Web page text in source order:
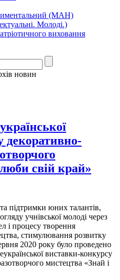
(МАН)
Молоді.)
виховання
новин
декоративно-
свій край»
підтримки юних талантів,
учнівської молоді через
і процесу творення
стимулювання розвитку
2020 року було проведено
виставки-конкурсу
мистецтва «Знай і